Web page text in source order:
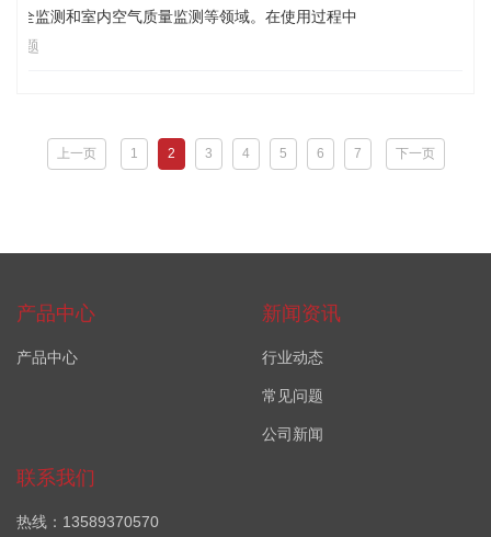
全监测和室内空气质量监测等领域。在使用过程中
问题
上一页 1 2 3 4 5 6 7 下一页
产品中心
产品中心
新闻资讯
行业动态
常见问题
公司新闻
联系我们
热线：13589370570